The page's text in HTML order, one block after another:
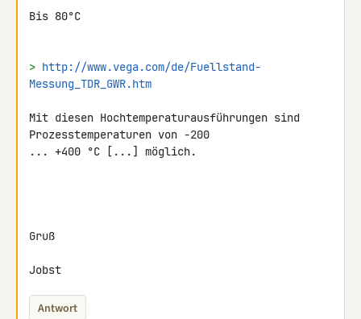
Bis 80°C
> http://www.vega.com/de/Fuellstand-
Messung_TDR_GWR.htm
Mit diesen Hochtemperaturausführungen sind
Prozesstemperaturen von -200
... +400 °C [...] möglich.
Gruß
Jobst
Antwort